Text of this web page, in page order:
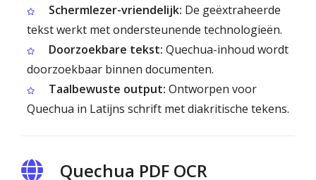
Schermlezer-vriendelijk: De geëxtraheerde
tekst werkt met ondersteunende technologieën.
Doorzoekbare tekst: Quechua-inhoud wordt
doorzoekbaar binnen documenten.
Taalbewuste output: Ontworpen voor
Quechua in Latijns schrift met diakritische tekens.
Quechua PDF OCR